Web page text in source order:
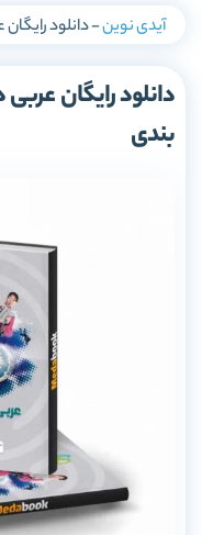
آیدی نوین-دانلود
دانلود رایگان
بندی